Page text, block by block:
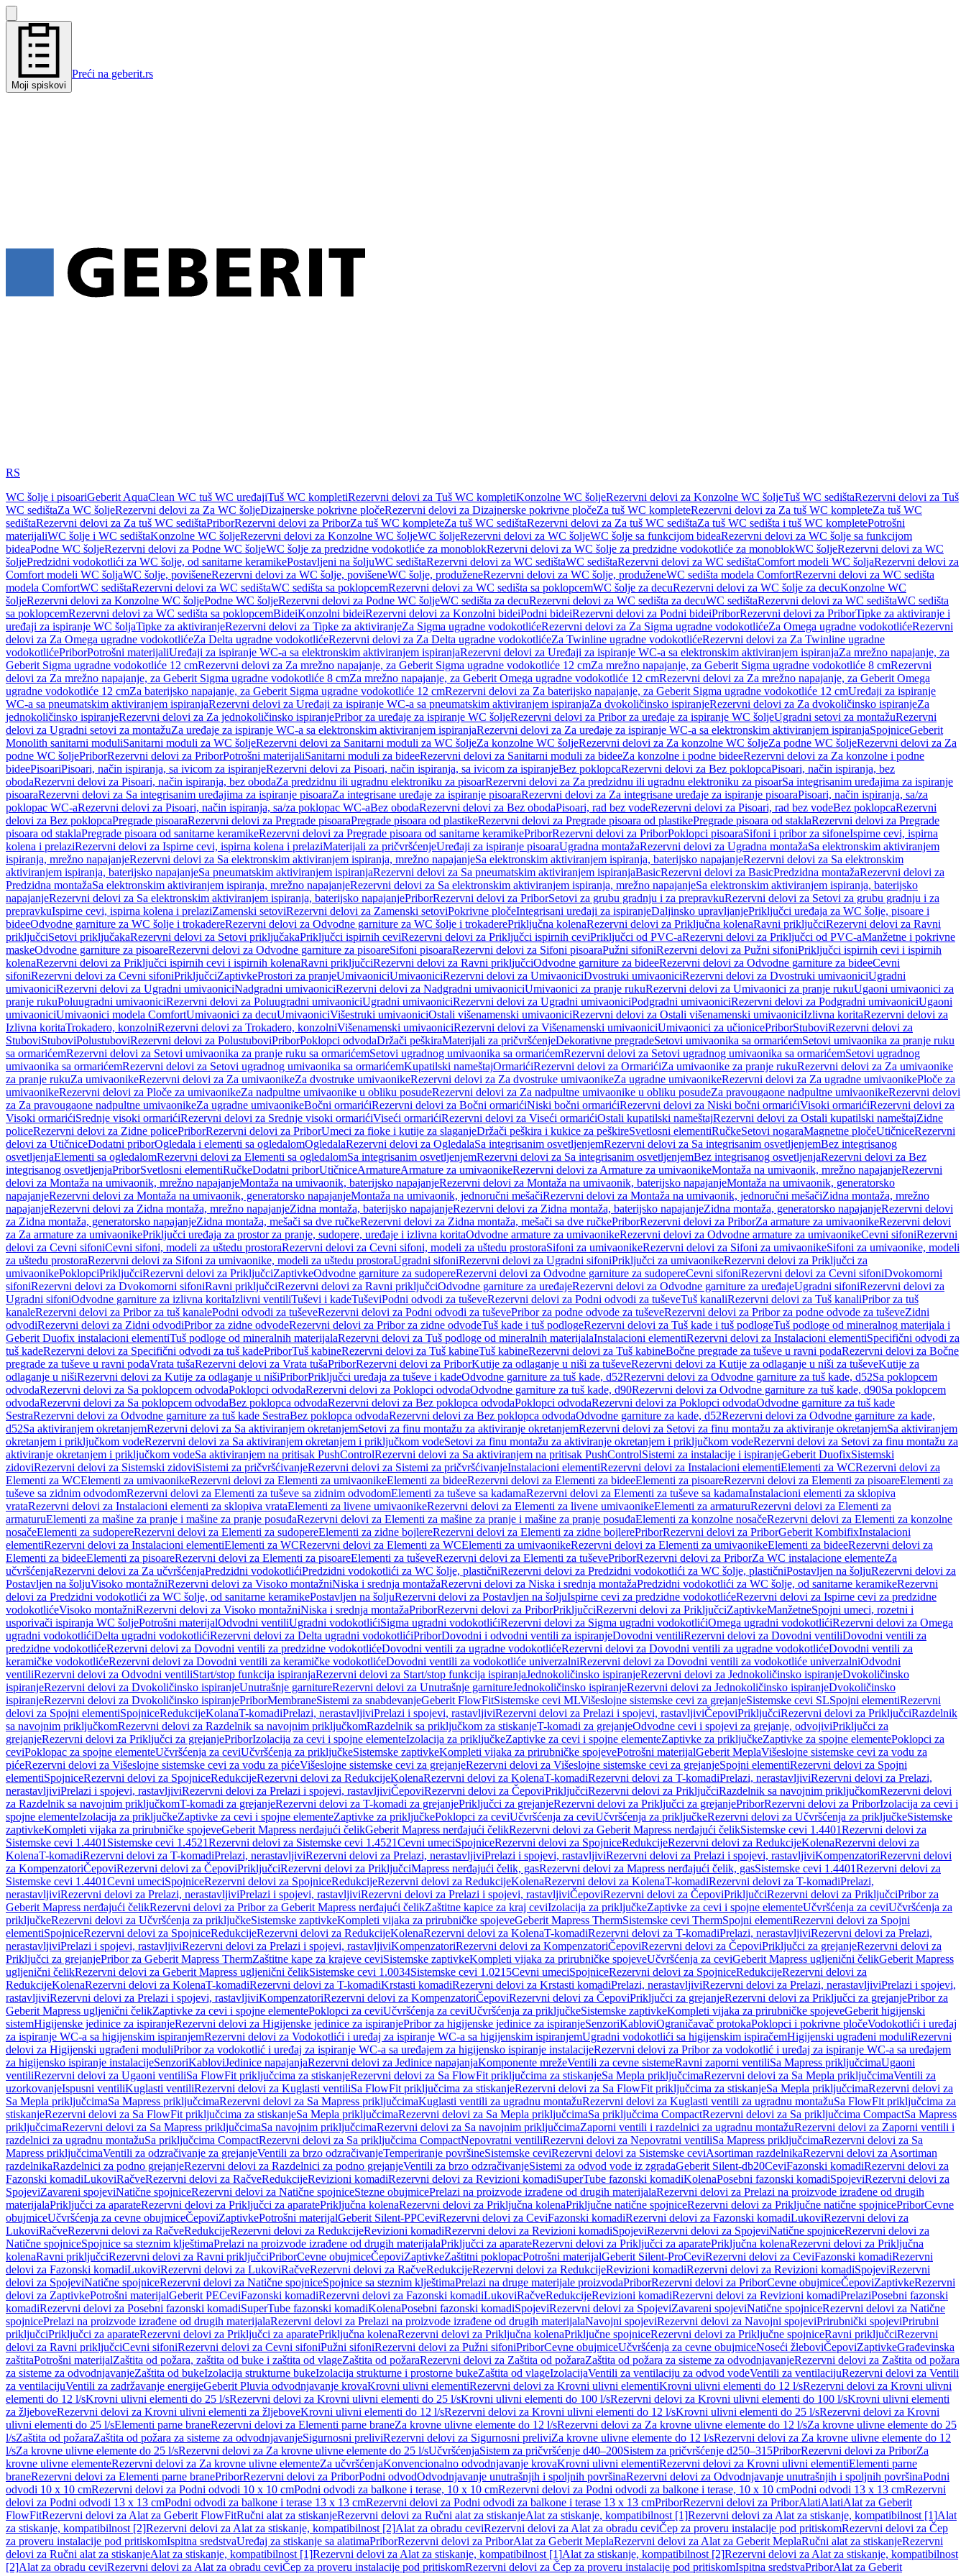
Moji spiskovi
Preći na geberit.rs
RS
WC šolje i pisoariGeberit AquaClean WC tuš WC uređajiTuš WC kompletiRezervni delovi za Tuš WC kompletiKonzolne WC šoljeRezervni delovi za Konzolne WC šoljeTuš WC sedištaRezervni delovi za Tuš
WC sedištaZa WC šoljeRezervni delovi za Za WC šoljeDizajnerske pokrivne pločeRezervni delovi za Dizajnerske pokrivne pločeZa tuš WC kompleteRezervni delovi za Za tuš WC kompleteZa tuš WC
sedištaRezervni delovi za Za tuš WC sedištaPriborRezervni delovi za PriborZa tuš WC kompleteZa tuš WC sedištaRezervni delovi za Za tuš WC sedištaZa tuš WC sedišta i tuš WC kompletePotrošni
materijaliWC šolje i WC sedištaKonzolne WC šoljeRezervni delovi za Konzolne WC šoljeWC šoljeRezervni delovi za WC šoljeWC šolje sa funkcijom bideaRezervni delovi za WC šolje sa funkcijom
bideaPodne WC šoljeRezervni delovi za Podne WC šoljeWC šolje za predzidne vodokotliće za monoblokRezervni delovi za WC šolje za predzidne vodokotliće za monoblokWC šoljeRezervni delovi za WC
šoljePredzidni vodokotlići za WC šolje, od sanitarne keramikePostavljeni na šoljuWC sedištaRezervni delovi za WC sedištaWC sedištaRezervni delovi za WC sedištaComfort modeli WC šoljaRezervni delovi za
Comfort modeli WC šoljaWC šolje, povišeneRezervni delovi za WC šolje, povišeneWC šolje, produženeRezervni delovi za WC šolje, produženeWC sedišta modela ComfortRezervni delovi za WC sedišta
modela ComfortWC sedištaRezervni delovi za WC sedištaWC sedišta sa poklopcemRezervni delovi za WC sedišta sa poklopcemWC šolje za decuRezervni delovi za WC šolje za decuKonzolne WC
šoljeRezervni delovi za Konzolne WC šoljePodne WC šoljeRezervni delovi za Podne WC šoljeWC sedišta za decuRezervni delovi za WC sedišta za decuWC sedištaRezervni delovi za WC sedištaWC sedišta
sa poklopcemRezervni delovi za WC sedišta sa poklopcemBideiKonzolni bideiRezervni delovi za Konzolni bideiPodni bideiRezervni delovi za Podni bideiPriborRezervni delovi za PriborTipke za aktiviranje i
uređaji za ispiranje WC šoljaTipke za aktiviranjeRezervni delovi za Tipke za aktiviranjeZa Sigma ugradne vodokotlićeRezervni delovi za Za Sigma ugradne vodokotlićeZa Omega ugradne vodokotlićeRezervni
delovi za Za Omega ugradne vodokotlićeZa Delta ugradne vodokotlićeRezervni delovi za Za Delta ugradne vodokotlićeZa Twinline ugradne vodokotlićeRezervni delovi za Za Twinline ugradne
vodokotlićePriborPotrošni materijaliUređaji za ispiranje WC-a sa elektronskim aktiviranjem ispiranjaRezervni delovi za Uređaji za ispiranje WC-a sa elektronskim aktiviranjem ispiranjaZa mrežno napajanje, za
Geberit Sigma ugradne vodokotliće 12 cmRezervni delovi za Za mrežno napajanje, za Geberit Sigma ugradne vodokotliće 12 cmZa mrežno napajanje, za Geberit Sigma ugradne vodokotliće 8 cmRezervni
delovi za Za mrežno napajanje, za Geberit Sigma ugradne vodokotliće 8 cmZa mrežno napajanje, za Geberit Omega ugradne vodokotliće 12 cmRezervni delovi za Za mrežno napajanje, za Geberit Omega
ugradne vodokotliće 12 cmZa baterijsko napajanje, za Geberit Sigma ugradne vodokotliće 12 cmRezervni delovi za Za baterijsko napajanje, za Geberit Sigma ugradne vodokotliće 12 cmUređaji za ispiranje
WC-a sa pneumatskim aktiviranjem ispiranjaRezervni delovi za Uređaji za ispiranje WC-a sa pneumatskim aktiviranjem ispiranjaZa dvokoličinsko ispiranjeRezervni delovi za Za dvokoličinsko ispiranjeZa
jednokoličinsko ispiranjeRezervni delovi za Za jednokoličinsko ispiranjePribor za uređaje za ispiranje WC šoljeRezervni delovi za Pribor za uređaje za ispiranje WC šoljeUgradni setovi za montažuRezervni
delovi za Ugradni setovi za montažuZa uređaje za ispiranje WC-a sa elektronskim aktiviranjem ispiranjaRezervni delovi za Za uređaje za ispiranje WC-a sa elektronskim aktiviranjem ispiranjaSpojniceGeberit
Monolith sanitarni moduliSanitarni moduli za WC šoljeRezervni delovi za Sanitarni moduli za WC šoljeZa konzolne WC šoljeRezervni delovi za Za konzolne WC šoljeZa podne WC šoljeRezervni delovi za Za
podne WC šoljePriborRezervni delovi za PriborPotrošni materijaliSanitarni moduli za bideeRezervni delovi za Sanitarni moduli za bideeZa konzolne i podne bideeRezervni delovi za Za konzolne i podne
bideePisoariPisoari, način ispiranja, sa ivicom za ispiranjeRezervni delovi za Pisoari, način ispiranja, sa ivicom za ispiranjeBez poklopcaRezervni delovi za Bez poklopcaPisoari, način ispiranja, bez
obodaRezervni delovi za Pisoari, način ispiranja, bez obodaZa predzidnu ili ugradnu elektroniku za pisoarRezervni delovi za Za predzidnu ili ugradnu elektroniku za pisoarSa integrisanim uređajima za ispiranje
pisoaraRezervni delovi za Sa integrisanim uređajima za ispiranje pisoaraZa integrisane uređaje za ispiranje pisoaraRezervni delovi za Za integrisane uređaje za ispiranje pisoaraPisoari, način ispiranja, sa/za
poklopac WC-aRezervni delovi za Pisoari, način ispiranja, sa/za poklopac WC-aBez obodaRezervni delovi za Bez obodaPisoari, rad bez vodeRezervni delovi za Pisoari, rad bez vodeBez poklopcaRezervni
delovi za Bez poklopcaPregrade pisoaraRezervni delovi za Pregrade pisoaraPregrade pisoara od plastikeRezervni delovi za Pregrade pisoara od plastikePregrade pisoara od staklaRezervni delovi za Pregrade
pisoara od staklaPregrade pisoara od sanitarne keramikeRezervni delovi za Pregrade pisoara od sanitarne keramikePriborRezervni delovi za PriborPoklopci pisoaraSifoni i pribor za sifoneIspirne cevi, ispirna
kolena i prelaziRezervni delovi za Ispirne cevi, ispirna kolena i prelaziMaterijali za pričvršćenjeUređaji za ispiranje pisoaraUgradna montažaRezervni delovi za Ugradna montažaSa elektronskim aktiviranjem
ispiranja, mrežno napajanjeRezervni delovi za Sa elektronskim aktiviranjem ispiranja, mrežno napajanjeSa elektronskim aktiviranjem ispiranja, baterijsko napajanjeRezervni delovi za Sa elektronskim
aktiviranjem ispiranja, baterijsko napajanjeSa pneumatskim aktiviranjem ispiranjaRezervni delovi za Sa pneumatskim aktiviranjem ispiranjaBasicRezervni delovi za BasicPredzidna montažaRezervni delovi za
Predzidna montažaSa elektronskim aktiviranjem ispiranja, mrežno napajanjeRezervni delovi za Sa elektronskim aktiviranjem ispiranja, mrežno napajanjeSa elektronskim aktiviranjem ispiranja, baterijsko
napajanjeRezervni delovi za Sa elektronskim aktiviranjem ispiranja, baterijsko napajanjePriborRezervni delovi za PriborSetovi za grubu gradnju i za prepravkuRezervni delovi za Setovi za grubu gradnju i za
prepravkuIspirne cevi, ispirna kolena i prelaziZamenski setoviRezervni delovi za Zamenski setoviPokrivne pločeIntegrisani uređaji za ispiranjeDaljinsko upravljanjePriključci uređaja za WC šolje, pisoare i
bideeOdvodne garniture za WC šolje i trokadereRezervni delovi za Odvodne garniture za WC šolje i trokaderePriključna kolenaRezervni delovi za Priključna kolenaRavni priključciRezervni delovi za Ravni
priključciSetovi priključakaRezervni delovi za Setovi priključakaPriključci ispirnih ceviRezervni delovi za Priključci ispirnih ceviPriključci od PVC-aRezervni delovi za Priključci od PVC-aManžetne i pokrivne
maskeOdvodne garniture za pisoareRezervni delovi za Odvodne garniture za pisoareSifoni pisoaraRezervni delovi za Sifoni pisoaraPužni sifoniRezervni delovi za Pužni sifoniPriključci ispirnih cevi i ispirnih
kolenaRezervni delovi za Priključci ispirnih cevi i ispirnih kolenaRavni priključciRezervni delovi za Ravni priključciOdvodne garniture za bideeRezervni delovi za Odvodne garniture za bideeCevni
sifoniRezervni delovi za Cevni sifoniPriključciZaptivkeProstori za pranjeUmivaoniciUmivaoniciRezervni delovi za UmivaoniciDvostruki umivaoniciRezervni delovi za Dvostruki umivaoniciUgradni
umivaoniciRezervni delovi za Ugradni umivaoniciNadgradni umivaoniciRezervni delovi za Nadgradni umivaoniciUmivaonici za pranje rukuRezervni delovi za Umivaonici za pranje rukuUgaoni umivaonici za
pranje rukuPoluugradni umivaoniciRezervni delovi za Poluugradni umivaoniciUgradni umivaoniciRezervni delovi za Ugradni umivaoniciPodgradni umivaoniciRezervni delovi za Podgradni umivaoniciUgaoni
umivaoniciUmivaonici modela ComfortUmivaonici za decuUmivaoniciVišestruki umivaoniciOstali višenamenski umivaoniciRezervni delovi za Ostali višenamenski umivaoniciIzlivna koritaRezervni delovi za
Izlivna koritaTrokadero, konzolniRezervni delovi za Trokadero, konzolniVišenamenski umivaoniciRezervni delovi za Višenamenski umivaoniciUmivaonici za učionicePriborStuboviRezervni delovi za
StuboviStuboviPolustuboviRezervni delovi za PolustuboviPriborPoklopci odvodaDržači peškiraMaterijali za pričvršćenjeDekorativne pregradeSetovi umivaonika sa ormarićemSetovi umivaonika za pranje ruku
sa ormarićemRezervni delovi za Setovi umivaonika za pranje ruku sa ormarićemSetovi ugradnog umivaonika sa ormarićemRezervni delovi za Setovi ugradnog umivaonika sa ormarićemSetovi ugradnog
umivaonika sa ormarićemRezervni delovi za Setovi ugradnog umivaonika sa ormarićemKupatilski nameštajOrmarićiRezervni delovi za OrmarićiZa umivaonike za pranje rukuRezervni delovi za Za umivaonike
za pranje rukuZa umivaonikeRezervni delovi za Za umivaonikeZa dvostruke umivaonikeRezervni delovi za Za dvostruke umivaonikeZa ugradne umivaonikeRezervni delovi za Za ugradne umivaonikePloče za
umivaonikeRezervni delovi za Ploče za umivaonikeZa nadpultne umivaonike u obliku posudeRezervni delovi za Za nadpultne umivaonike u obliku posudeZa pravougaone nadpultne umivaonikeRezervni delovi
za Za pravougaone nadpultne umivaonikeZa ugradne umivaonikeBočni ormarićiRezervni delovi za Bočni ormarićiNiski bočni ormarićiRezervni delovi za Niski bočni ormarićiVisoki ormarićiRezervni delovi za
Visoki ormarićiSrednje visoki ormarićiRezervni delovi za Srednje visoki ormarićiViseći ormarićiRezervni delovi za Viseći ormarićiOstali kupatilski nameštajRezervni delovi za Ostali kupatilski nameštajZidne
policeRezervni delovi za Zidne policePriborRezervni delovi za PriborUmeci za fioke i kutije za slaganjeDržači peškira i kukice za peškireSvetlosni elementiRučkeSetovi nogaraMagnetne pločeUtičniceRezervni
delovi za UtičniceDodatni priborOgledala i elementi sa ogledalomOgledalaRezervni delovi za OgledalaSa integrisanim osvetljenjemRezervni delovi za Sa integrisanim osvetljenjemBez integrisanog
osvetljenjaElementi sa ogledalomRezervni delovi za Elementi sa ogledalomSa integrisanim osvetljenjemRezervni delovi za Sa integrisanim osvetljenjemBez integrisanog osvetljenjaRezervni delovi za Bez
integrisanog osvetljenjaPriborSvetlosni elementiRučkeDodatni priborUtičniceArmatureArmature za umivaonikeRezervni delovi za Armature za umivaonikeMontaža na umivaonik, mrežno napajanjeRezervni
delovi za Montaža na umivaonik, mrežno napajanjeMontaža na umivaonik, baterijsko napajanjeRezervni delovi za Montaža na umivaonik, baterijsko napajanjeMontaža na umivaonik, generatorsko
napajanjeRezervni delovi za Montaža na umivaonik, generatorsko napajanjeMontaža na umivaonik, jednoručni mešačiRezervni delovi za Montaža na umivaonik, jednoručni mešačiZidna montaža, mrežno
napajanjeRezervni delovi za Zidna montaža, mrežno napajanjeZidna montaža, baterijsko napajanjeRezervni delovi za Zidna montaža, baterijsko napajanjeZidna montaža, generatorsko napajanjeRezervni delovi
za Zidna montaža, generatorsko napajanjeZidna montaža, mešači sa dve ručkeRezervni delovi za Zidna montaža, mešači sa dve ručkePriborRezervni delovi za PriborZa armature za umivaonikeRezervni delovi
za Za armature za umivaonikePriključci uređaja za prostor za pranje, sudopere, uređaje i izlivna koritaOdvodne armature za umivaonikeRezervni delovi za Odvodne armature za umivaonikeCevni sifoniRezervni
delovi za Cevni sifoniCevni sifoni, modeli za uštedu prostoraRezervni delovi za Cevni sifoni, modeli za uštedu prostoraSifoni za umivaonikeRezervni delovi za Sifoni za umivaonikeSifoni za umivaonike, modeli
za uštedu prostoraRezervni delovi za Sifoni za umivaonike, modeli za uštedu prostoraUgradni sifoniRezervni delovi za Ugradni sifoniPriključci za umivaonikeRezervni delovi za Priključci za
umivaonikePoklopciPriključciRezervni delovi za PriključciZaptivkeOdvodne garniture za sudopereRezervni delovi za Odvodne garniture za sudopereCevni sifoniRezervni delovi za Cevni sifoniDvokomorni
sifoniRezervni delovi za Dvokomorni sifoniRavni priključciRezervni delovi za Ravni priključciOdvodne garniture za uređajeRezervni delovi za Odvodne garniture za uređajeUgradni sifoniRezervni delovi za
Ugradni sifoniOdvodne garniture za izlivna koritaIzlivni ventiliTuševi i kadeTuševiPodni odvodi za tuševeRezervni delovi za Podni odvodi za tuševeTuš kanaliRezervni delovi za Tuš kanaliPribor za tuš
kanaleRezervni delovi za Pribor za tuš kanalePodni odvodi za tuševeRezervni delovi za Podni odvodi za tuševePribor za podne odvode za tuševeRezervni delovi za Pribor za podne odvode za tuševeZidni
odvodiRezervni delovi za Zidni odvodiPribor za zidne odvodeRezervni delovi za Pribor za zidne odvodeTuš kade i tuš podlogeRezervni delovi za Tuš kade i tuš podlogeTuš podloge od mineralnog materijala i
Geberit Duofix instalacioni elementiTuš podloge od mineralnih materijalaRezervni delovi za Tuš podloge od mineralnih materijalaInstalacioni elementiRezervni delovi za Instalacioni elementiSpecifični odvodi za
tuš kadeRezervni delovi za Specifični odvodi za tuš kadePriborTuš kabineRezervni delovi za Tuš kabineTuš kabineRezervni delovi za Tuš kabineBočne pregrade za tuševe u ravni podaRezervni delovi za Bočne
pregrade za tuševe u ravni podaVrata tušaRezervni delovi za Vrata tušaPriborRezervni delovi za PriborKutije za odlaganje u niši za tuševeRezervni delovi za Kutije za odlaganje u niši za tuševeKutije za
odlaganje u nišiRezervni delovi za Kutije za odlaganje u nišiPriborPriključci uređaja za tuševe i kadeOdvodne garniture za tuš kade, d52Rezervni delovi za Odvodne garniture za tuš kade, d52Sa poklopcem
odvodaRezervni delovi za Sa poklopcem odvodaPoklopci odvodaRezervni delovi za Poklopci odvodaOdvodne garniture za tuš kade, d90Rezervni delovi za Odvodne garniture za tuš kade, d90Sa poklopcem
odvodaRezervni delovi za Sa poklopcem odvodaBez poklopca odvodaRezervni delovi za Bez poklopca odvodaPoklopci odvodaRezervni delovi za Poklopci odvodaOdvodne garniture za tuš kade
SestraRezervni delovi za Odvodne garniture za tuš kade SestraBez poklopca odvodaRezervni delovi za Bez poklopca odvodaOdvodne garniture za kade, d52Rezervni delovi za Odvodne garniture za kade,
d52Sa aktiviranjem okretanjemRezervni delovi za Sa aktiviranjem okretanjemSetovi za finu montažu za aktiviranje okretanjemRezervni delovi za Setovi za finu montažu za aktiviranje okretanjemSa aktiviranjem
okretanjem i priključkom vodeRezervni delovi za Sa aktiviranjem okretanjem i priključkom vodeSetovi za finu montažu za aktiviranje okretanjem i priključkom vodeRezervni delovi za Setovi za finu montažu za
aktiviranje okretanjem i priključkom vodeSa aktiviranjem na pritisak PushControlRezervni delovi za Sa aktiviranjem na pritisak PushControlSistemi za instalacije i ispiranjeGeberit DuofixSistemski
zidoviRezervni delovi za Sistemski zidoviSistemi za pričvršćivanjeRezervni delovi za Sistemi za pričvršćivanjeInstalacioni elementiRezervni delovi za Instalacioni elementiElementi za WCRezervni delovi za
Elementi za WCElementi za umivaonikeRezervni delovi za Elementi za umivaonikeElementi za bideeRezervni delovi za Elementi za bideeElementi za pisoareRezervni delovi za Elementi za pisoareElementi za
tuševe sa zidnim odvodomRezervni delovi za Elementi za tuševe sa zidnim odvodomElementi za tuševe sa kadamaRezervni delovi za Elementi za tuševe sa kadamaInstalacioni elementi za sklopiva
vrataRezervni delovi za Instalacioni elementi za sklopiva vrataElementi za livene umivaonikeRezervni delovi za Elementi za livene umivaonikeElementi za armaturuRezervni delovi za Elementi za
armaturuElementi za mašine za pranje i mašine za pranje posuđaRezervni delovi za Elementi za mašine za pranje i mašine za pranje posuđaElementi za konzolne nosačeRezervni delovi za Elementi za konzolne
nosačeElementi za sudopereRezervni delovi za Elementi za sudopereElementi za zidne bojlereRezervni delovi za Elementi za zidne bojlerePriborRezervni delovi za PriborGeberit KombifixInstalacioni
elementiRezervni delovi za Instalacioni elementiElementi za WCRezervni delovi za Elementi za WCElementi za umivaonikeRezervni delovi za Elementi za umivaonikeElementi za bideeRezervni delovi za
Elementi za bideeElementi za pisoareRezervni delovi za Elementi za pisoareElementi za tuševeRezervni delovi za Elementi za tuševePriborRezervni delovi za PriborZa WC instalacione elementeZa
učvršćenjaRezervni delovi za Za učvršćenjaPredzidni vodokotlićiPredzidni vodokotlići za WC šolje, plastičniRezervni delovi za Predzidni vodokotlići za WC šolje, plastičniPostavljen na šoljuRezervni delovi za
Postavljen na šoljuVisoko montažniRezervni delovi za Visoko montažniNiska i srednja montažaRezervni delovi za Niska i srednja montažaPredzidni vodokotlići za WC šolje, od sanitarne keramikeRezervni
delovi za Predzidni vodokotlići za WC šolje, od sanitarne keramikePostavljen na šoljuRezervni delovi za Postavljen na šoljuIspirne cevi za predzidne vodokotlićeRezervni delovi za Ispirne cevi za predzidne
vodokotlićeVisoko montažniRezervni delovi za Visoko montažniNiska i srednja montažaPriborRezervni delovi za PriborPriključciRezervni delovi za PriključciZaptivkeManžetneSpojni umeci, rozetni i
usporivači ispiranja WC šoljePotrošni materijalOdvodni ventiliUgradni vodokotlićiSigma ugradni vodokotlićiRezervni delovi za Sigma ugradni vodokotlićiOmega ugradni vodokotlićiRezervni delovi za Omega
ugradni vodokotlićiDelta ugradni vodokotlićiRezervni delovi za Delta ugradni vodokotlićiPriborDovodni i odvodni ventili za ispiranjeDovodni ventiliRezervni delovi za Dovodni ventiliDovodni ventili za
predzidne vodokotlićeRezervni delovi za Dovodni ventili za predzidne vodokotlićeDovodni ventili za ugradne vodokotlićeRezervni delovi za Dovodni ventili za ugradne vodokotlićeDovodni ventili za
keramičke vodokotlićeRezervni delovi za Dovodni ventili za keramičke vodokotlićeDovodni ventili za vodokotliće univerzalniRezervni delovi za Dovodni ventili za vodokotliće univerzalniOdvodni
ventiliRezervni delovi za Odvodni ventiliStart/stop funkcija ispiranjaRezervni delovi za Start/stop funkcija ispiranjaJednokoličinsko ispiranjeRezervni delovi za Jednokoličinsko ispiranjeDvokoličinsko
ispiranjeRezervni delovi za Dvokoličinsko ispiranjeUnutrašnje garnitureRezervni delovi za Unutrašnje garnitureJednokoličinsko ispiranjeRezervni delovi za Jednokoličinsko ispiranjeDvokoličinsko
ispiranjeRezervni delovi za Dvokoličinsko ispiranjePriborMembraneSistemi za snabdevanjeGeberit FlowFitSistemske cevi MLVišeslojne sistemske cevi za grejanjeSistemske cevi SLSpojni elementiRezervni
delovi za Spojni elementiSpojniceRedukcijeKolanaT-komadiPrelazi, nerastavljiviPrelazi i spojevi, rastavljiviRezervni delovi za Prelazi i spojevi, rastavljiviČepoviPriključciRezervni delovi za PriključciRazdelnik
sa navojnim priključkomRezervni delovi za Razdelnik sa navojnim priključkomRazdelnik sa priključkom za stiskanjeT-komadi za grejanjeOdvodne cevi i spojevi za grejanje, odvojiviPriključci za
grejanjeRezervni delovi za Priključci za grejanjePriborIzolacija za cevi i spojne elementeIzolacija za priključkeZaptivke za cevi i spojne elementeZaptivke za priključkeZaptivke za spojne elementePoklopci za
ceviPoklopac za spojne elementeUčvršćenja za ceviUčvršćenja za priključkeSistemske zaptivkeKompleti vijaka za prirubničke spojevePotrošni materijalGeberit MeplaVišeslojne sistemske cevi za vodu za
pićeRezervni delovi za Višeslojne sistemske cevi za vodu za pićeVišeslojne sistemske cevi za grejanjeRezervni delovi za Višeslojne sistemske cevi za grejanjeSpojni elementiRezervni delovi za Spojni
elementiSpojniceRezervni delovi za SpojniceRedukcijeRezervni delovi za RedukcijeKolenaRezervni delovi za KolenaT-komadiRezervni delovi za T-komadiPrelazi, nerastavljiviRezervni delovi za Prelazi,
nerastavljiviPrelazi i spojevi, rastavljiviRezervni delovi za Prelazi i spojevi, rastavljiviČepoviRezervni delovi za ČepoviPriključciRezervni delovi za PriključciRazdelnik sa navojnim priključkomRezervni delovi
za Razdelnik sa navojnim priključkomT-komadi za grejanjeRezervni delovi za T-komadi za grejanjePriključci za grejanjeRezervni delovi za Priključci za grejanjePriborRezervni delovi za PriborIzolacija za cevi i
spojne elementeIzolacija za priključkeZaptivke za cevi i spojne elementeZaptivke za priključkePoklopci za ceviUčvršćenja za ceviUčvršćenja za priključkeRezervni delovi za Učvršćenja za priključkeSistemske
zaptivkeKompleti vijaka za prirubničke spojeveGeberit Mapress nerđajući čelikGeberit Mapress nerđajući čelikRezervni delovi za Geberit Mapress nerđajući čelikSistemske cevi 1.4401Rezervni delovi za
Sistemske cevi 1.4401 Sistemske cevi 1.4521Rezervni delovi za Sistemske cevi 1.4521Cevni umeciSpojniceRezervni delovi za SpojniceRedukcijeRezervni delovi za RedukcijeKolenaRezervni delovi za
KolenaT-komadiRezervni delovi za T-komadiPrelazi, nerastavljiviRezervni delovi za Prelazi, nerastavljiviPrelazi i spojevi, rastavljiviRezervni delovi za Prelazi i spojevi, rastavljiviKompenzatoriRezervni delovi
za KompenzatoriČepoviRezervni delovi za ČepoviPriključciRezervni delovi za PriključciMapress nerđajući čelik, gasRezervni delovi za Mapress nerđajući čelik, gasSistemske cevi 1.4401Rezervni delovi za
Sistemske cevi 1.4401Cevni umeciSpojniceRezervni delovi za SpojniceRedukcijeRezervni delovi za RedukcijeKolenaRezervni delovi za KolenaT-komadiRezervni delovi za T-komadiPrelazi,
nerastavljiviRezervni delovi za Prelazi, nerastavljiviPrelazi i spojevi, rastavljiviRezervni delovi za Prelazi i spojevi, rastavljiviČepoviRezervni delovi za ČepoviPriključciRezervni delovi za PriključciPribor za
Geberit Mapress nerđajući čelikRezervni delovi za Pribor za Geberit Mapress nerđajući čelikZaštitne kapice za kraj ceviIzolacija za priključkeZaptivke za cevi i spojne elementeUčvršćenja za ceviUčvršćenja za
priključkeRezervni delovi za Učvršćenja za priključkeSistemske zaptivkeKompleti vijaka za prirubničke spojeveGeberit Mapress ThermSistemske cevi ThermSpojni elementiRezervni delovi za Spojni
elementiSpojniceRezervni delovi za SpojniceRedukcijeRezervni delovi za RedukcijeKolenaRezervni delovi za KolenaT-komadiRezervni delovi za T-komadiPrelazi, nerastavljiviRezervni delovi za Prelazi,
nerastavljiviPrelazi i spojevi, rastavljiviRezervni delovi za Prelazi i spojevi, rastavljiviKompenzatoriRezervni delovi za KompenzatoriČepoviRezervni delovi za ČepoviPriključci za grejanjeRezervni delovi za
Priključci za grejanjePribor za Geberit Mapress ThermZaštitne kape za krajeve ceviSistemske zaptivkeKompleti vijaka za prirubničke spojeveUčvršćenja za ceviGeberit Mapress ugljenični čelikGeberit Mapress
ugljenični čelikRezervni delovi za Geberit Mapress ugljenični čelikSistemske cevi 1.0034Sistemske cevi 1.0215Cevni umeciSpojniceRezervni delovi za SpojniceRedukcijeRezervni delovi za
RedukcijeKolenaRezervni delovi za KolenaT-komadiRezervni delovi za T-komadiKrstasti komadiRezervni delovi za Krstasti komadiPrelazi, nerastavljiviRezervni delovi za Prelazi, nerastavljiviPrelazi i spojevi,
rastavljiviRezervni delovi za Prelazi i spojevi, rastavljiviKompenzatoriRezervni delovi za KompenzatoriČepoviRezervni delovi za ČepoviPriključci za grejanjeRezervni delovi za Priključci za grejanjePribor za
Geberit Mapress ugljenični čelikZaptivke za cevi i spojne elementePoklopci za ceviUčvršćenja za ceviUčvršćenja za priključkeSistemske zaptivkeKompleti vijaka za prirubničke spojeveGeberit higijenski
sistemHigijenske jedinice za ispiranjeRezervni delovi za Higijenske jedinice za ispiranjePribor za higijenske jedinice za ispiranjeSenzoriKabloviOgraničavač protokaPoklopci i pokrivne pločeVodokotlići i uređaj
za ispiranje WC-a sa higijenskim ispiranjemRezervni delovi za Vodokotlići i uređaj za ispiranje WC-a sa higijenskim ispiranjemUgradni vodokotlići sa higijenskim ispiračemHigijenski ugrađeni moduliRezervni
delovi za Higijenski ugrađeni moduliPribor za vodokotlić i uređaj za ispiranje WC-a sa uređajem za higijensko ispiranje instalacijeRezervni delovi za Pribor za vodokotlić i uređaj za ispiranje WC-a sa uređajem
za higijensko ispiranje instalacijeSenzoriKabloviJedinice napajanjaRezervni delovi za Jedinice napajanjaKomponente mrežeVentili za cevne sistemeRavni zaporni ventiliSa Mapress priključcimaUgaoni
ventiliRezervni delovi za Ugaoni ventiliSa FlowFit priključcima za stiskanjeRezervni delovi za Sa FlowFit priključcima za stiskanjeSa Mepla priključcimaRezervni delovi za Sa Mepla priključcimaVentili za
uzorkovanjeIspusni ventiliKuglasti ventiliRezervni delovi za Kuglasti ventiliSa FlowFit priključcima za stiskanjeRezervni delovi za Sa FlowFit priključcima za stiskanjeSa Mepla priključcimaRezervni delovi za
Sa Mepla priključcimaSa Mapress priključcimaRezervni delovi za Sa Mapress priključcimaKuglasti ventili za ugradnu montažuRezervni delovi za Kuglasti ventili za ugradnu montažuSa FlowFit priključcima za
stiskanjeRezervni delovi za Sa FlowFit priključcima za stiskanjeSa Mepla priključcimaRezervni delovi za Sa Mepla priključcimaSa priključcima CompactRezervni delovi za Sa priključcima CompactSa Mapress
priključcimaRezervni delovi za Sa Mapress priključcimaSa navojnim priključcimaRezervni delovi za Sa navojnim priključcimaZaporni ventili i razdelnici za ugradnu montažuRezervni delovi za Zaporni ventili i
razdelnici za ugradnu montažuSa priključcima CompactRezervni delovi za Sa priključcima CompactNepovratni ventiliRezervni delovi za Nepovratni ventiliSa Mapress priključcimaRezervni delovi za Sa
Mapress priključcimaVentili za odzračivanje za grejanjeVentili za brzo odzračivanjeTemperiranje površineSistemske ceviRezervni delovi za Sistemske ceviAsortiman razdelnikaRezervni delovi za Asortiman
razdelnikaRazdelnici za podno grejanjeRezervni delovi za Razdelnici za podno grejanjeVentili za brzo odzračivanjeSistemi za odvod vode iz zgradaGeberit Silent-db20CeviFazonski komadiRezervni delovi za
Fazonski komadiLukoviRačveRezervni delovi za RačveRedukcijeRevizioni komadiRezervni delovi za Revizioni komadiSuperTube fazonski komadiKolenaPosebni fazonski komadiSpojeviRezervni delovi za
SpojeviZavareni spojeviNatične spojniceRezervni delovi za Natične spojniceStezne obujmicePrelazi na proizvode izrađene od drugih materijalaRezervni delovi za Prelazi na proizvode izrađene od drugih
materijalaPriključci za aparateRezervni delovi za Priključci za aparatePriključna kolenaRezervni delovi za Priključna kolenaPriključne natične spojniceRezervni delovi za Priključne natične spojnicePriborCevne
obujmiceUčvršćenja za cevne obujmiceČepoviZaptivkePotrošni materijalGeberit Silent-PPCeviRezervni delovi za CeviFazonski komadiRezervni delovi za Fazonski komadiLukoviRezervni delovi za
LukoviRačveRezervni delovi za RačveRedukcijeRezervni delovi za RedukcijeRevizioni komadiRezervni delovi za Revizioni komadiSpojeviRezervni delovi za SpojeviNatične spojniceRezervni delovi za
Natične spojniceSpojnice sa steznim klještimaPrelazi na proizvode izrađene od drugih materijalaPriključci za aparateRezervni delovi za Priključci za aparatePriključna kolenaRezervni delovi za Priključna
kolenaRavni priključciRezervni delovi za Ravni priključciPriborCevne obujmiceČepoviZaptivkeZaštitni poklopacPotrošni materijalGeberit Silent-ProCeviRezervni delovi za CeviFazonski komadiRezervni
delovi za Fazonski komadiLukoviRezervni delovi za LukoviRačveRezervni delovi za RačveRedukcijeRezervni delovi za RedukcijeRevizioni komadiRezervni delovi za Revizioni komadiSpojeviRezervni
delovi za SpojeviNatične spojniceRezervni delovi za Natične spojniceSpojnice sa steznim klještimaPrelazi na druge materijale proizvodaPriborRezervni delovi za PriborCevne obujmiceČepoviZaptivkeRezervni
delovi za ZaptivkePotrošni materijalGeberit PECeviFazonski komadiRezervni delovi za Fazonski komadiLukoviRačveRedukcijeRevizioni komadiRezervni delovi za Revizioni komadiPrelaziPosebni fazonski
komadiRezervni delovi za Posebni fazonski komadiSuperTube fazonski komadiKolenaPosebni fazonski komadiSpojeviRezervni delovi za SpojeviZavareni spojeviNatične spojniceRezervni delovi za Natične
spojnicePrelazi na proizvode izrađene od drugih materijalaRezervni delovi za Prelazi na proizvode izrađene od drugih materijalaNavojni spojeviRezervni delovi za Navojni spojeviPrirubnički spojeviPrirubni
priključciPriključci za aparateRezervni delovi za Priključci za aparatePriključna kolenaRezervni delovi za Priključna kolenaPriključne spojniceRezervni delovi za Priključne spojniceRavni priključciRezervni
delovi za Ravni priključciCevni sifoniRezervni delovi za Cevni sifoniPužni sifoniRezervni delovi za Pužni sifoniPriborCevne obujmiceUčvršćenja za cevne obujmiceNoseći žleboviČepoviZaptivkeGrađevinska
zaštitaPotrošni materijalZaštita od požara, zaštita od buke i zaštita od vlageZaštita od požaraRezervni delovi za Zaštita od požaraZaštita od požara za sisteme za odvodnjavanjeRezervni delovi za Zaštita od požara
za sisteme za odvodnjavanjeZaštita od bukeIzolacija strukturne bukeIzolacija strukturne i prostorne bukeZaštita od vlageIzolacijaVentili za ventilaciju za odvod vodeVentili za ventilacijuRezervni delovi za Ventili
za ventilacijuVentili za zadržavanje energijeGeberit Pluvia odvodnjavanje krovaKrovni ulivni elementiRezervni delovi za Krovni ulivni elementiKrovni ulivni elementi do 12 l/sRezervni delovi za Krovni ulivni
elementi do 12 l/sKrovni ulivni elementi do 25 l/sRezervni delovi za Krovni ulivni elementi do 25 l/sKrovni ulivni elementi do 100 l/sRezervni delovi za Krovni ulivni elementi do 100 l/sKrovni ulivni elementi
za žljeboveRezervni delovi za Krovni ulivni elementi za žljeboveKrovni ulivni elementi do 12 l/sRezervni delovi za Krovni ulivni elementi do 12 l/sKrovni ulivni elementi do 25 l/sRezervni delovi za Krovni
ulivni elementi do 25 l/sElementi parne braneRezervni delovi za Elementi parne braneZa krovne ulivne elemente do 12 l/sRezervni delovi za Za krovne ulivne elemente do 12 l/sZa krovne ulivne elemente do 25
l/sZaštita od požaraZaštita od požara za sisteme za odvodnjavanjeSigurnosni preliviRezervni delovi za Sigurnosni preliviZa krovne ulivne elemente do 12 l/sRezervni delovi za Za krovne ulivne elemente do 12
l/sZa krovne ulivne elemente do 25 l/sRezervni delovi za Za krovne ulivne elemente do 25 l/sUčvršćenjaSistem za pričvršćenje d40–200Sistem za pričvršćenje d250–315PriborRezervni delovi za PriborZa
krovne ulivne elementeRezervni delovi za Za krovne ulivne elementeZa učvršćenjaKonvencionalno odvodnjavanje krovaKrovni ulivni elementiRezervni delovi za Krovni ulivni elementiElementi parne
braneRezervni delovi za Elementi parne branePriborRezervni delovi za PriborPodni odvodOdvodnjavanje unutrašnjih i spoljnih površinaRezervni delovi za Odvodnjavanje unutrašnjih i spoljnih površinaPodni
odvodi 10 x 10 cmRezervni delovi za Podni odvodi 10 x 10 cmPodni odvodi za balkone i terase, 10 x 10 cmRezervni delovi za Podni odvodi za balkone i terase, 10 x 10 cmPodni odvodi 13 x 13 cmRezervni
delovi za Podni odvodi 13 x 13 cmPodni odvodi za balkone i terase 13 x 13 cmRezervni delovi za Podni odvodi za balkone i terase 13 x 13 cmPriborRezervni delovi za PriborAlatiAlatiAlat za Geberit
FlowFitRezervni delovi za Alat za Geberit FlowFitRučni alat za stiskanjeRezervni delovi za Ručni alat za stiskanjeAlat za stiskanje, kompatibilnost [1]Rezervni delovi za Alat za stiskanje, kompatibilnost [1]Alat
za stiskanje, kompatibilnost [2]Rezervni delovi za Alat za stiskanje, kompatibilnost [2]Alat za obradu ceviRezervni delovi za Alat za obradu ceviČep za proveru instalacije pod pritiskomRezervni delovi za Čep
za proveru instalacije pod pritiskomIspitna sredstvaUređaj za stiskanje sa alatimaPriborRezervni delovi za PriborAlat za Geberit MeplaRezervni delovi za Alat za Geberit MeplaRučni alat za stiskanjeRezervni
delovi za Ručni alat za stiskanjeAlat za stiskanje, kompatibilnost [1]Rezervni delovi za Alat za stiskanje, kompatibilnost [1]Alat za stiskanje, kompatibilnost [2]Rezervni delovi za Alat za stiskanje, kompatibilnost
[2]Alat za obradu ceviRezervni delovi za Alat za obradu ceviČep za proveru instalacije pod pritiskomRezervni delovi za Čep za proveru instalacije pod pritiskomIspitna sredstvaPriborAlat za Geberit